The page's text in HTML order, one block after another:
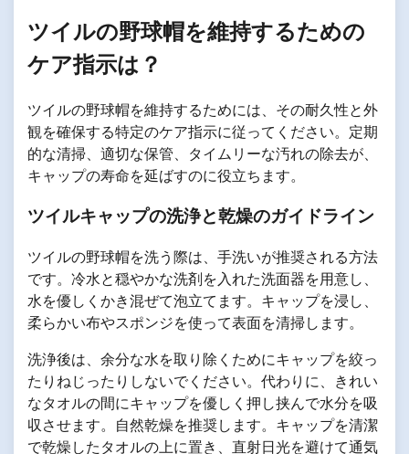
ツイルの野球帽を維持するための
ケア指示は？
ツイルの野球帽を維持するためには、その耐久性と外
観を確保する特定のケア指示に従ってください。定期
的な清掃、適切な保管、タイムリーな汚れの除去が、
キャップの寿命を延ばすのに役立ちます。
ツイルキャップの洗浄と乾燥のガイドライン
ツイルの野球帽を洗う際は、手洗いが推奨される方法
です。冷水と穏やかな洗剤を入れた洗面器を用意し、
水を優しくかき混ぜて泡立てます。キャップを浸し、
柔らかい布やスポンジを使って表面を清掃します。
洗浄後は、余分な水を取り除くためにキャップを絞っ
たりねじったりしないでください。代わりに、きれい
なタオルの間にキャップを優しく押し挟んで水分を吸
収させます。自然乾燥を推奨します。キャップを清潔
で乾燥したタオルの上に置き、直射日光を避けて通気